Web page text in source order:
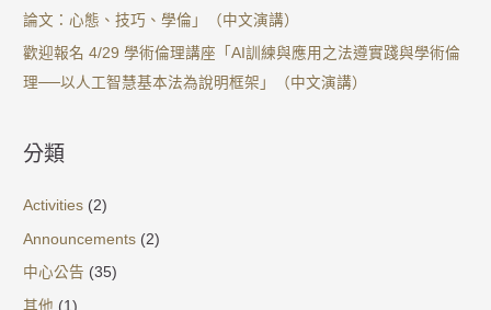
論文：心態、技巧、學倫」（中文演講）
歡迎報名 4/29 學術倫理講座「AI訓練與應用之法遵實踐與學術倫
理──以人工智慧基本法為說明框架」（中文演講）
分類
Activities (2)
Announcements (2)
中心公告 (35)
其他 (1)